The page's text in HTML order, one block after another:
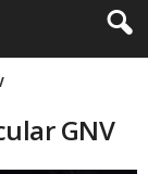
GNV